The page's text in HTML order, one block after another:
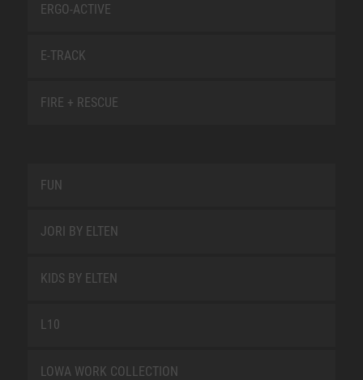
ERGO-ACTIVE
E-TRACK
FIRE + RESCUE
FUN
JORI BY ELTEN
KIDS BY ELTEN
L10
LOWA WORK COLLECTION